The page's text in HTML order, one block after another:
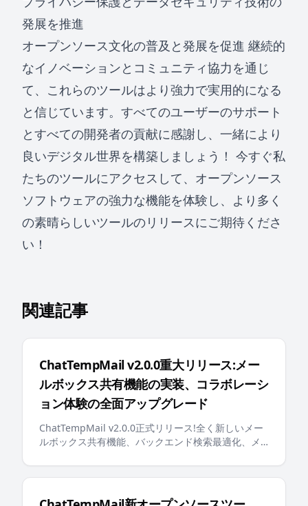
発展を推進
オープンソース文化の普及と発展を促進 継続的
なイノベーションとコミュニティ協力を通じ
て、これらのツールはより強力で実用的になる
と信じています。すべてのユーザーのサポート
とすべての開発者の貢献に感謝し、一緒により
良いデジタル世界を構築しましょう！ 今すぐ私
たちのツールにアクセスして、オープンソース
ソフトウェアの強力な機能を体験し、より多く
の素晴らしいツールのリリースにご期待くださ
い！
関連記事
ChatTempMail v2.0.0重大リリース:メー
ルボックス共有機能の実装、コラボレーシ
ョン体験の全面アップグレード
ChatTempMail v2.0.0正式リリース!全く新しいメー
ルボックス共有機能、バックエンド検索最適化、メ
AI対応のllms.txtなどの重要なアップデートにより、
ス体験を提供します